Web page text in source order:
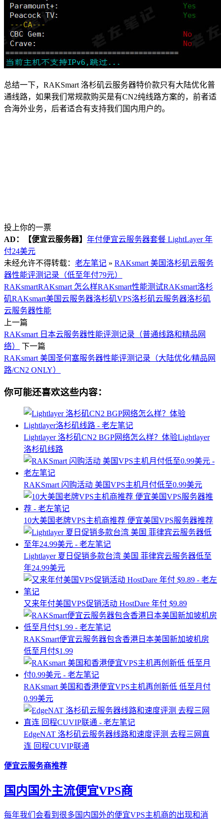
总结一下，RAKSmart 洛杉矶云服务器特价款只有大陆优化普
通线路，如果我们常规款购买是有CN2纯线路方案的，前者适
合海外业务，后者适合有支持我们国内用户的。
投上你的一票
AD：
【便宜云服务器】 年付便宜云服务器套餐 LightLayer 年
付24美元
未经允许不得转载： 老左笔记 » RAKsmart 美国洛杉矶云服务
器性能评测记录（低至年付79元）
RAKsmartRAKsmart 怎么样RAKsmart性能测试RAKsmart洛杉
矶RAKsmart美国云服务器洛杉矶VPS洛杉矶云服务器洛杉矶
云服务器性能
上一篇
RAKsmart 日本云服务器性能评测记录（普通线路和精品网
络）
下一篇
RAKsmart 美国圣何塞服务器性能评测记录（大陆优化/精品网
路/CN2 ONLY）
你可能还喜欢这些内容：
Lightlayer 洛杉矶CN2 BGP网络怎么样？体验Lightlayer
洛杉矶线路
RAKSmart 闪购活动 美国VPS主机月付低至0.99美元
10大美国老牌VPS主机商推荐 便宜美国VPS服务器推荐
Lightlayer 夏日促销多款台湾 美国 菲律宾云服务器低至
年24.99美元
又来年付美国VPS促销活动 HostDare 年付 $9.89
RAKSmart便宜云服务器包含香港日本美国新加坡机房
低至月付$1.99
RAKsmart 美国和香港便宜VPS主机再创新低 低至月付
0.99美元
EdgeNAT 洛杉矶云服务器线路和速度评测 去程三网直
连 回程CUVIP联通
便宜云服务商推荐
国内国外主流便宜VPS商
每年我们会看到很多国内国外的便宜VPS主机商的出现和消